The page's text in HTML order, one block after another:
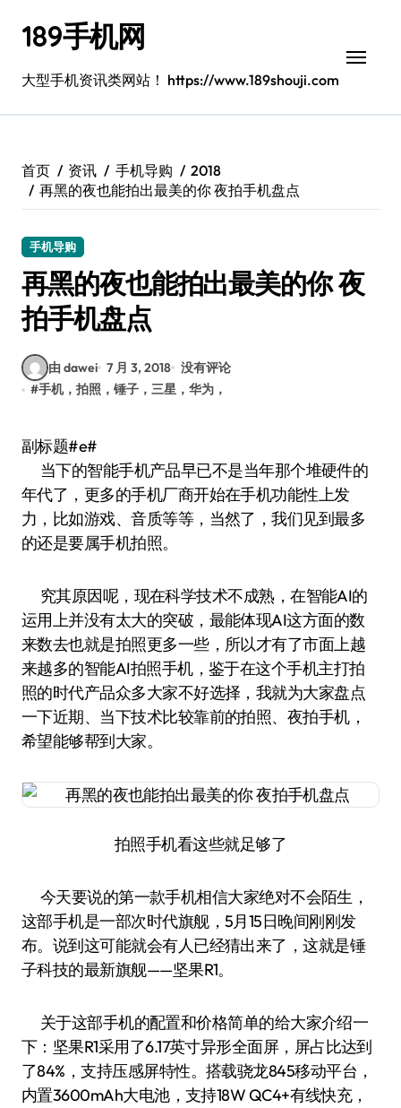
189手机网
大型手机资讯类网站！ https://www.189shouji.com
首页 资讯 手机导购
2018
再黑的夜也能拍出最美的你 夜拍手机盘点
手机导购
再黑的夜也能拍出最美的你 夜
拍手机盘点
由 dawei 7 月 3, 2018 没有评论
#手机，拍照，锤子，三星，华为，
副标题#e#
当下的智能手机产品早已不是当年那个堆硬件的
年代了，更多的手机厂商开始在手机功能性上发
力，比如游戏、音质等等，当然了，我们见到最多
的还是要属手机拍照。
究其原因呢，现在科学技术不成熟，在智能AI的
运用上并没有太大的突破，最能体现AI这方面的数
来数去也就是拍照更多一些，所以才有了市面上越
来越多的智能AI拍照手机，鉴于在这个手机主打拍
照的时代产品众多大家不好选择，我就为大家盘点
一下近期、当下技术比较靠前的拍照、夜拍手机，
希望能够帮到大家。
拍照手机看这些就足够了
今天要说的第一款手机相信大家绝对不会陌生，
这部手机是一部次时代旗舰，5月15日晚间刚刚发
布。说到这可能就会有人已经猜出来了，这就是锤
子科技的最新旗舰——坚果R1。
关于这部手机的配置和价格简单的给大家介绍一
下：坚果R1采用了6.17英寸异形全面屏，屏占比达到
了84%，支持压感屏特性。搭载骁龙845移动平台，
内置3600mAh大电池，支持18W QC4+有线快充，